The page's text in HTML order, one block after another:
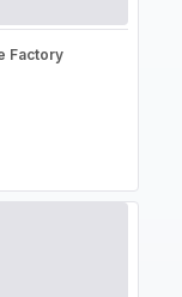
Factory